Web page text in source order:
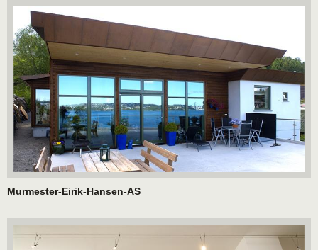
Murmester-Eirik-Hansen-AS